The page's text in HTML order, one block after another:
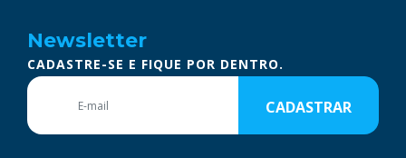
Newsletter
CADASTRE-SE E FIQUE POR DENTRO.
CADASTRAR